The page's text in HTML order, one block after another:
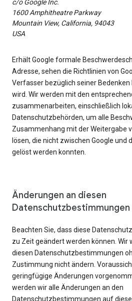
c/o Google Inc.
1600 Amphitheatre Parkway
Mountain View, California, 94043
USA
Erhält Google formale
Adresse, sehen die Richtlinien von
Verfasser bezüglich seiner
wird. Wir werden mit den
zusammenarbeiten, einschließlich
Datenschutzbehörden, um alle
Zusammenhang mit der Weitergabe
lösen, die nicht zwischen Google
gelöst werden konnten.
Änderungen an diesen
Datenschutzbestimmungen
Beachten Sie, dass diese
zu Zeit geändert werden können. Wir
diesen Datenschutzbestimmungen
Zustimmung nicht ändern.
geringfügige Änderungen
werden wir alle Änderungen an den
Datenschutzbestimmungen auf